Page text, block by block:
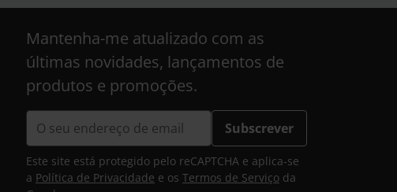
Mantenha-me atualizado com as
últimas novidades, lançamentos de
produtos e promoções.
Subscrever
Este site está protegido pelo reCAPTCHA e aplica-se
a Política de Privacidade e os Termos de Serviço da